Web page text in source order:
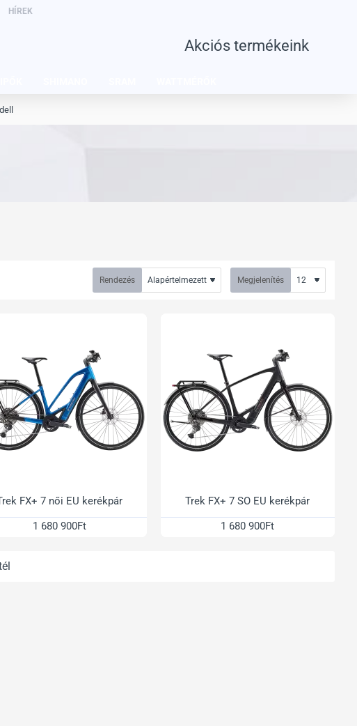
HÍREK
Akciós termékeink
Rendezés Megjelenítés
FX+ 7 női EU kerékpár
1 680 900Ft
Trek FX+ 7 SO EU kerékpár
1 680 900Ft